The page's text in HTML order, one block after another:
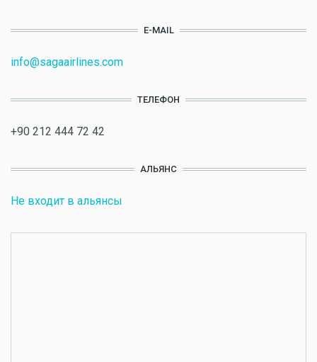
E-MAIL
info@sagaairlines.com
ТЕЛЕФОН
+90 212 444 72 42
АЛЬЯНС
Не входит в альянсы